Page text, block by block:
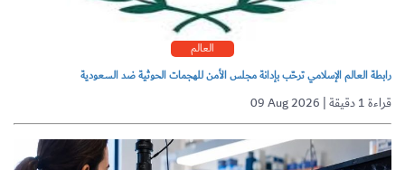
العالم
رابطة العالم الإسلامي ترحّب بإدانة مجلس الأمن للهجمات الحوثية ضد السعودية
09 Aug 2026 | قراءة 1 دقيقة